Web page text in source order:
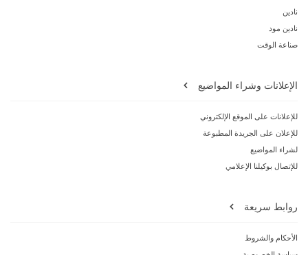
نادين
نادين مود
صناعة الوقت
الإعلانات وشراء المواضيع
للإعلانات على الموقع الإلكتروني
للإعلان على الجريدة المطبوعة
لشراء المواضيع
للإتصال بوكيلنا الإعلامي
روابط سريعة
الأحكام والشروط